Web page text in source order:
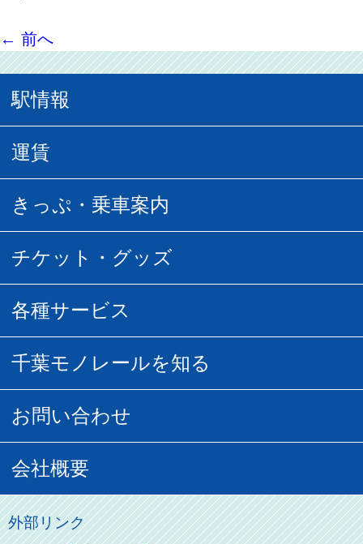
← 前へ
駅情報
駅情報
所要時間
空の散歩道
URBAN FLYER時刻表
運賃
普通運賃
団体乗車
貸切列車
きっぷ・乗車案内
乗車券の種類
フリーきっぷ
記念切符
割引制度
その他のご案内
チケット・グッズ
駅窓口販売チケット
葭川となみグッズ
初音ミクグッズ
俺の妹。
各種サービス
モノちゃんトラベル
広告募集
直営駐車場パーク＆ライド
千葉モノレールを知る
営業距離世界最長
モノちゃん
お問い合わせ
お客様の声
よくあるご質問
会社概要
会社概要
外部リンク